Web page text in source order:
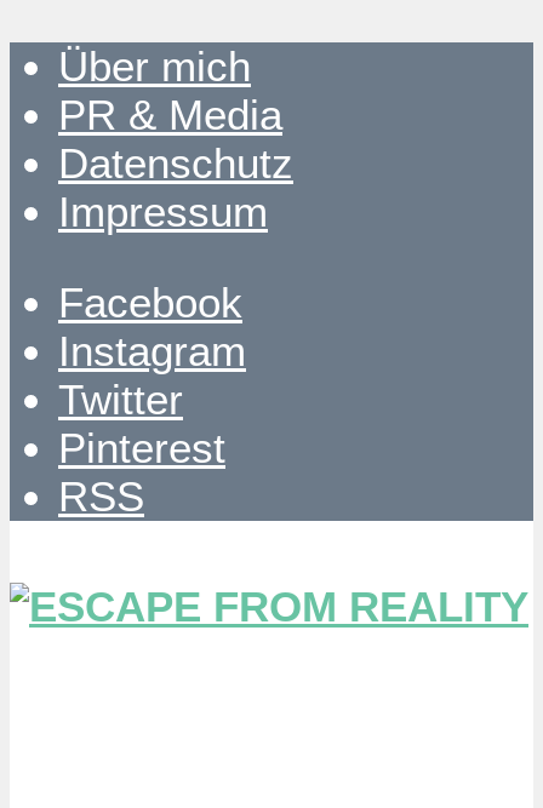
Über mich
PR & Media
Datenschutz
Impressum
Facebook
Instagram
Twitter
Pinterest
RSS